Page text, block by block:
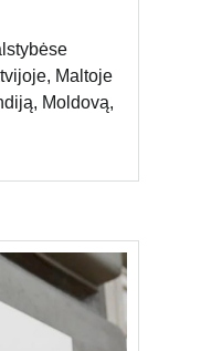
Maltoje
Moldovą,